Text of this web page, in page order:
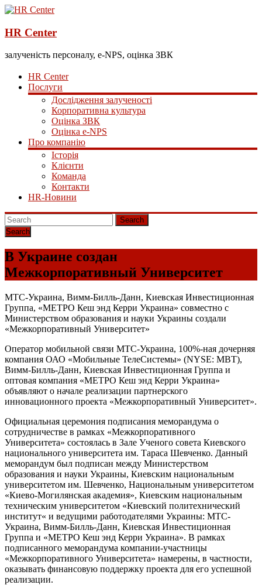
HR Center
залученість персоналу, e-NPS, оцінка ЗВК
HR Center
Послуги
Дослідження залученості
Корпоративна культура
Оцінка ЗВК
Оцінка e-NPS
Про компанію
Історія
Клієнти
Команда
Контакти
HR-Новини
Search
В Украине создан
Межкорпоративный Университет
МТС-Украина, Вимм-Билль-Данн, Киевская Инвестиционная
Группа, «МЕТРО Кеш энд Керри Украина» совместно с
Министерством образования и науки Украины создали
«Межкорпоративный Университет»
Оператор мобильной связи МТС-Украина, 100%-ная дочерняя
компания ОАО «Мобильные ТелеСистемы» (NYSE: MBT),
Вимм-Билль-Данн, Киевская Инвестиционная Группа и
оптовая компания «МЕТРО Кеш энд Керри Украина»
объявляют о начале реализации партнерского
инновационного проекта «Межкорпоративный Университет».
Официальная церемония подписания меморандума о
сотрудничестве в рамках «Межкорпоративного
Университета» состоялась в Зале Ученого совета Киевского
национального университета им. Тараса Шевченко. Данный
меморандум был подписан между Министерством
образования и науки Украины, Киевским национальным
университетом им. Шевченко, Национальным университетом
«Киево-Могилянская академия», Киевским национальным
техническим университетом «Киевский политехнический
институт« и ведущими работодателями Украины: МТС-
Украина, Вимм-Билль-Данн, Киевская Инвестиционная
Группа и «МЕТРО Кеш энд Керри Украина». В рамках
подписанного меморандума компании-участницы
«Межкорпоративного Университета» намерены, в частности,
оказывать финансовую поддержку проекта для его успешной
реализации.